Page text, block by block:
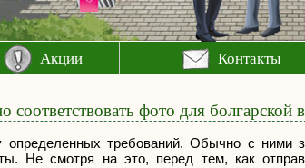
Акции Контакты
фото для болгарской
определенных требований. Обычно с ними
Не смотря на это, перед тем, как